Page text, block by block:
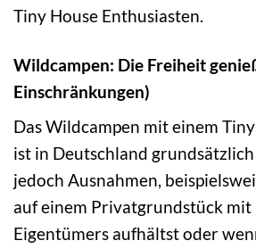
Tiny House Enthusiasten.
Wildcampen: Die Freiheit
Einschränkungen)
Das Wildcampen mit einem
ist in Deutschland
jedoch Ausnahmen,
auf einem Privatgrundstück mit
Eigentümers aufhältst oder